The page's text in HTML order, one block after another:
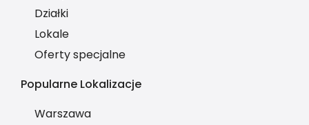
Działki
Lokale
Oferty specjalne
Popularne Lokalizacje
Warszawa